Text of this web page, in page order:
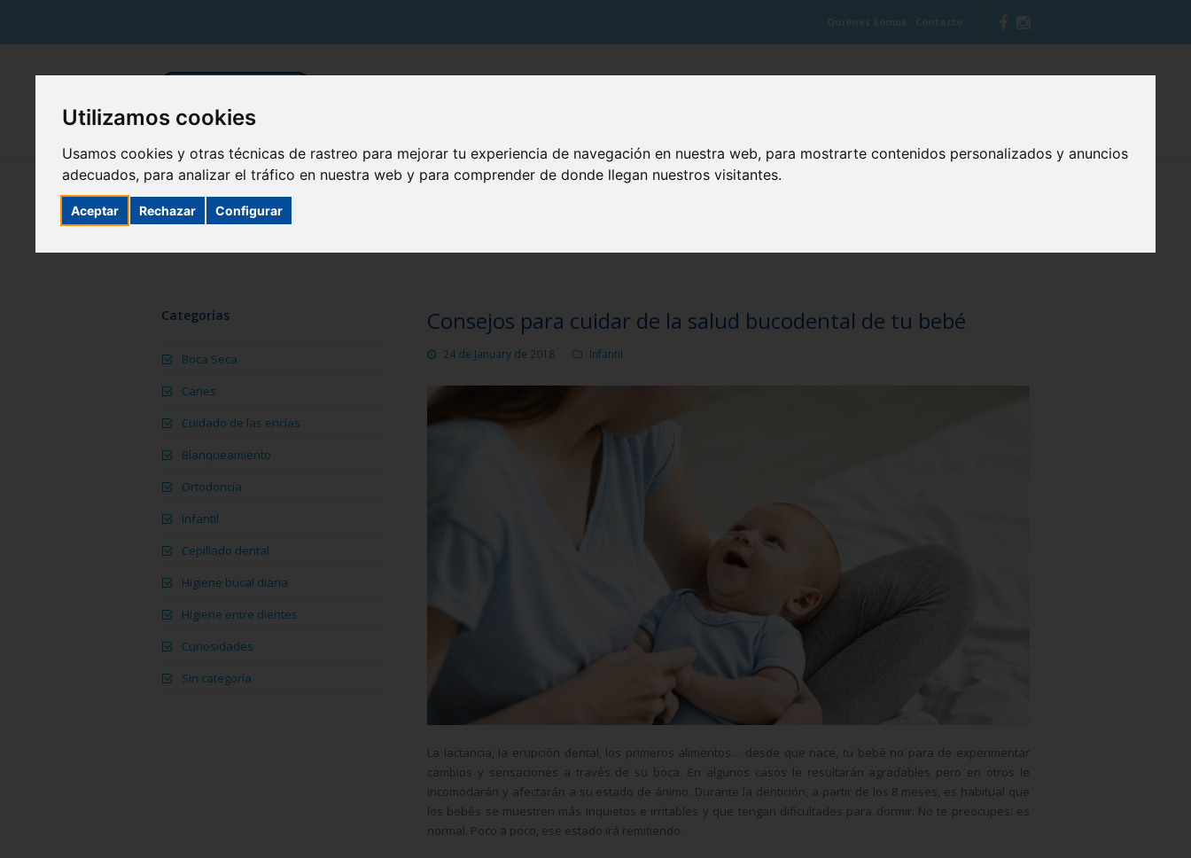
Utilizamos cookies
Usamos cookies y otras técnicas de rastreo para mejorar tu experiencia de navegación en nuestra web, para mostrarte contenidos personalizados y anuncios
adecuados, para analizar el tráfico en nuestra web y para comprender de donde llegan nuestros visitantes.
Aceptar Rechazar Configurar
Quiénes Somos Contacto
Consejos para cuidar de la salud bucodental de tu bebé
24 de January de 2018 Infantil
La lactancia, la erupción dental, los primeros alimentos… desde que nace, tu bebé no para de experimentar
cambios y sensaciones a través de su boca. En algunos casos le resultarán agradables pero en otros le
incomodarán y afectarán a su estado de ánimo. Durante la dentición, a partir de los 8 meses, es habitual que
los bebés se muestren más inquietos e irritables y que tengan dificultades para dormir. No te preocupes: es
normal. Poco a poco, ese estado irá remitiendo.
Categorías
Boca Seca
Caries
Cuidado de las encías
Blanqueamiento
Ortodoncia
Infantil
Cepillado dental
Higiene bucal diaria
Higiene entre dientes
Curiosidades
Sin categoría